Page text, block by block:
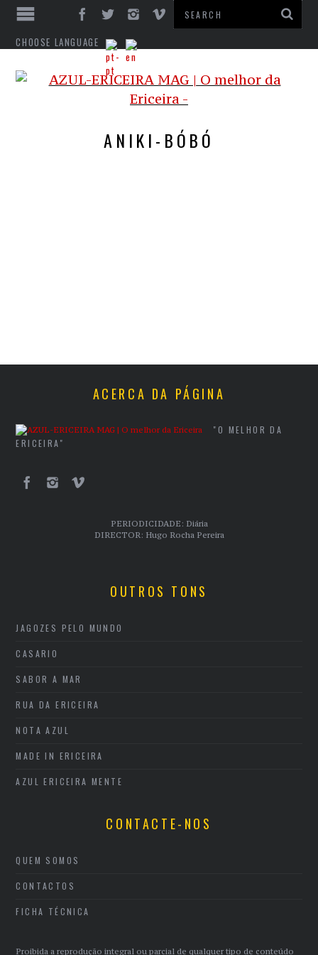
CHOOSE LANGUAGE
ANIKI-BÓBÓ
ACERCA DA PÁGINA
"O MELHOR DA
ERICEIRA"
PERIODICIDADE: Diária
DIRECTOR: Hugo Rocha Pereira
OUTROS TONS
JAGOZES PELO MUNDO
CASARIO
SABOR A MAR
RUA DA ERICEIRA
NOTA AZUL
MADE IN ERICEIRA
AZUL ERICEIRA MENTE
CONTACTE-NOS
QUEM SOMOS
CONTACTOS
FICHA TÉCNICA
Proibida a reprodução integral ou parcial de qualquer tipo de conteúdo